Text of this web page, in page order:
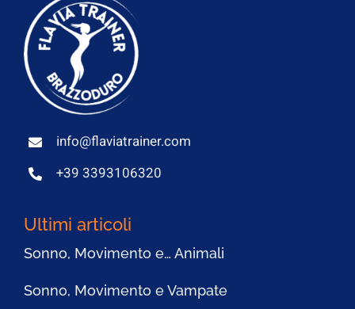
info@flaviatrainer.com
+39 3393106320
Ultimi articoli
Sonno, Movimento e… Animali
Sonno, Movimento e Vampate